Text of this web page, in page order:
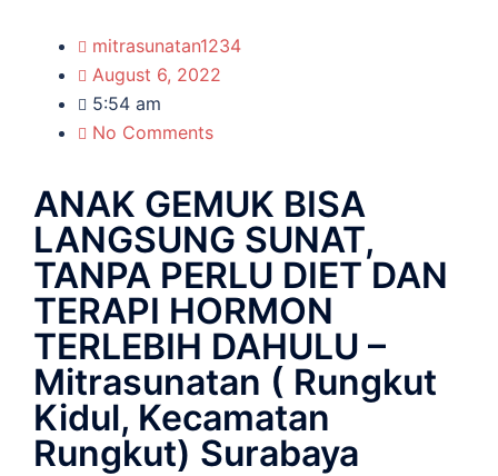
mitrasunatan1234
August 6, 2022
5:54 am
No Comments
ANAK GEMUK BISA
LANGSUNG SUNAT,
TANPA PERLU DIET DAN
TERAPI HORMON
TERLEBIH DAHULU –
Mitrasunatan ( Rungkut
Kidul, Kecamatan
Rungkut) Surabaya